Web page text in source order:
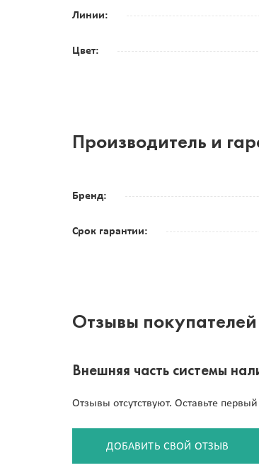
Линии:
Цвет:
Производитель и
Бренд:
Срок гарантии:
Отзывы покупателей
Внешняя часть системы
Отзывы отсутствуют. Оставьте
ДОБАВИТЬ СВОЙ ОТЗЫВ